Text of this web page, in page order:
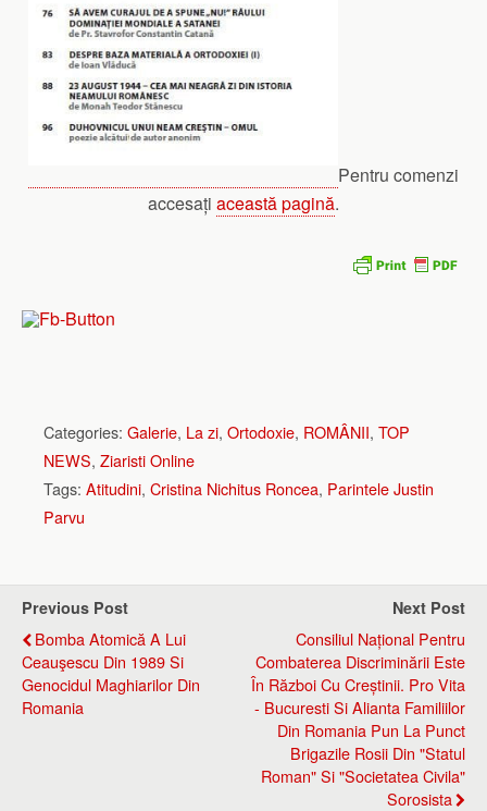
Pentru comenzi
accesați această pagină.
Categories: Galerie, La zi, Ortodoxie, ROMÂNII, TOP
NEWS, Ziaristi Online
Tags: Atitudini, Cristina Nichitus Roncea, Parintele Justin
Parvu
Previous Post
Bomba Atomică A Lui
Ceauşescu Din 1989 Si
Genocidul Maghiarilor Din
Romania
Next Post
Consiliul Național Pentru
Combaterea Discriminării Este
În Război Cu Creștinii. Pro Vita
- Bucuresti Si Alianta Familiilor
Din Romania Pun La Punct
Brigazile Rosii Din "statul
Roman" Si "societatea Civila"
Sorosista